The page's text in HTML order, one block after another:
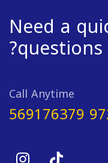
Need a
questions?
Call Anytime